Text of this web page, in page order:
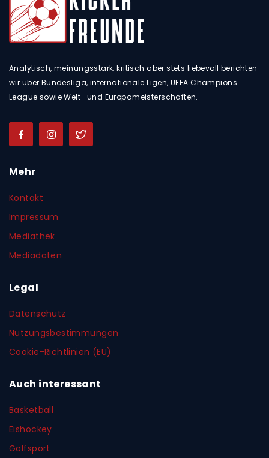
Analytisch, meinungsstark, kritisch aber stets liebevoll berichten
wir über Bundesliga, internationale Ligen, UEFA Champions
League sowie Welt- und Europameisterschaften.
Mehr
Kontakt
Impressum
Mediathek
Mediadaten
Legal
Datenschutz
Nutzungsbestimmungen
Cookie-Richtlinien (EU)
Auch interessant
Basketball
Eishockey
Golfsport